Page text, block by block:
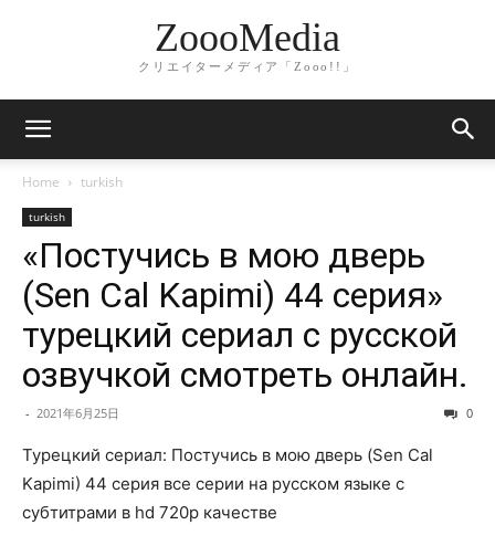
ZoooMedia
クリエイターメディア「Zooo!!」
Home turkish
turkish
«Постучись в мою дверь
(Sen Cal Kapimi) 44 серия»
турецкий сериал с русской
озвучкой смотреть онлайн.
- 2021年6月25日 0
Турецкий сериал: Постучись в мою дверь (Sen Cal
Kapimi) 44 серия все серии на русском языке с
субтитрами в hd 720p качестве